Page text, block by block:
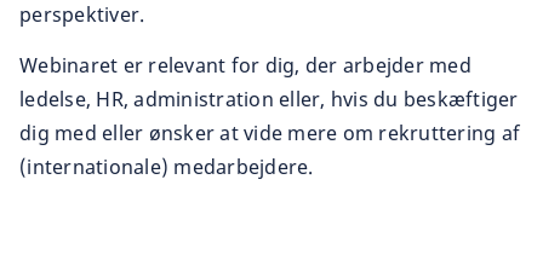
perspektiver.
Webinaret er relevant for dig, der arbejder med
ledelse, HR, administration eller, hvis du beskæftiger
dig med eller ønsker at vide mere om rekruttering af
(internationale) medarbejdere.